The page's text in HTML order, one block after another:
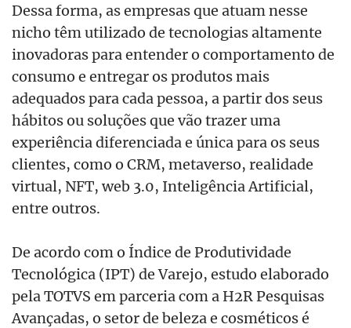
Dessa forma, as empresas que atuam nesse
nicho têm utilizado de tecnologias altamente
inovadoras para entender o comportamento de
consumo e entregar os produtos mais
adequados para cada pessoa, a partir dos seus
hábitos ou soluções que vão trazer uma
experiência diferenciada e única para os seus
clientes, como o CRM, metaverso, realidade
virtual, NFT, web 3.0, Inteligência Artificial,
entre outros.
De acordo com o Índice de Produtividade
Tecnológica (IPT) de Varejo, estudo elaborado
pela TOTVS em parceria com a H2R Pesquisas
Avançadas, o setor de beleza e cosméticos é